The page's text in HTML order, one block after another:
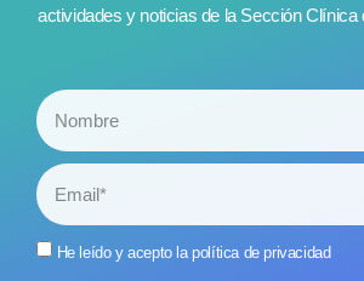
actividades y noticias de la Sección Clínica
He leído y acepto la política de privacidad